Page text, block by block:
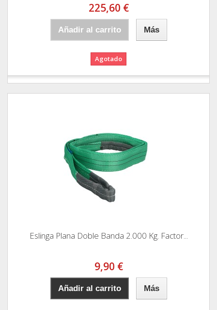
225,60 €
Añadir al carrito Más
Agotado
Eslinga Plana Doble Banda 2.000 Kg. Factor...
9,90 €
Añadir al carrito Más